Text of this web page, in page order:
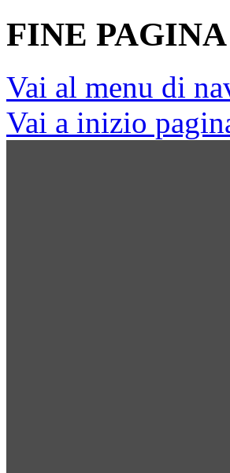
FINE PAGINA
Vai al menu di
Vai a inizio